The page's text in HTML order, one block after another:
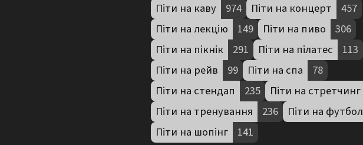
Піти на каву
974 Піти на концерт
457
Піти на лекцію
149 Піти на пиво
306
Піти на пікнік
291 Піти на пілатес
113
Піти на рейв
99 Піти на спа
78
Піти на стендап
235 Піти на стретчинг
Піти на тренування
236 Піти на футбол
Піти на шопінг
141